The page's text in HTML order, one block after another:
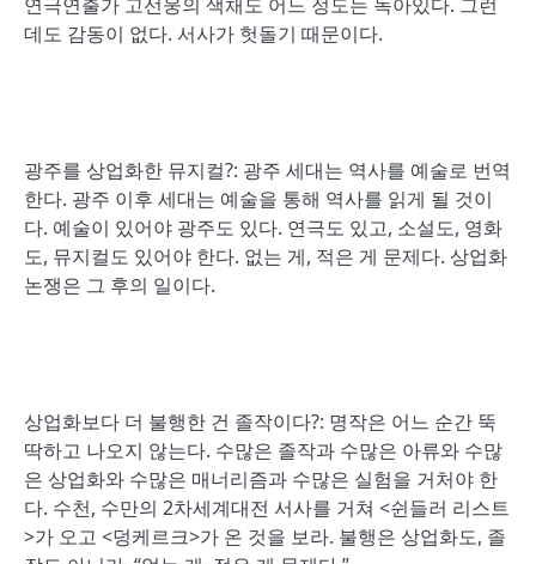
데도 감동이 없다. 서사가 헛돌기 때문이다.
광주를 상업화한 뮤지컬?: 광주 세대는 역사를 예술로 번역
한다. 광주 이후 세대는 예술을 통해 역사를 읽게 될 것이
다. 예술이 있어야 광주도 있다. 연극도 있고, 소설도, 영화
도, 뮤지컬도 있어야 한다. 없는 게, 적은 게 문제다. 상업화
논쟁은 그 후의 일이다.
상업화보다 더 불행한 건 졸작이다?: 명작은 어느 순간 뚝
딱하고 나오지 않는다. 수많은 졸작과 수많은 아류와 수많
은 상업화와 수많은 매너리즘과 수많은 실험을 거처야 한
다. 수천, 수만의 2차세계대전 서사를 거쳐 <쉰들러 리스트
>가 오고 <덩케르크>가 온 것을 보라. 불행은 상업화도, 졸